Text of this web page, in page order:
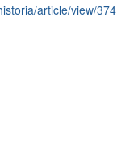
article/view/374